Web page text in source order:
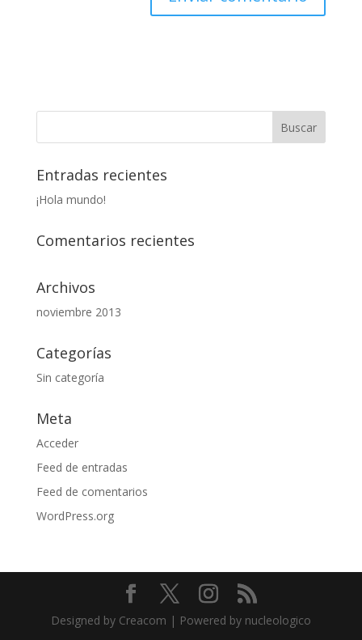
Entradas recientes
¡Hola mundo!
Comentarios recientes
Archivos
noviembre 2013
Categorías
Sin categoría
Meta
Acceder
Feed de entradas
Feed de comentarios
WordPress.org
Designed by Creacom | Powered by nucleologico